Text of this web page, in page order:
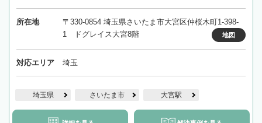
所在地
〒330-0854 埼玉県さいたま市大宮区仲桜木町1-398-
1 ドグレイス大宮8階
地図
対応エリア 埼玉
埼玉県 さいたま市 大宮駅